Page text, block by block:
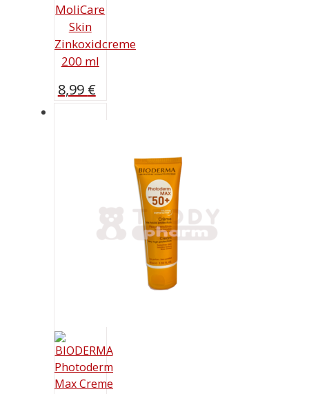
MoliCare
Skin
Zinkoxidcreme
200 ml
8,99 €